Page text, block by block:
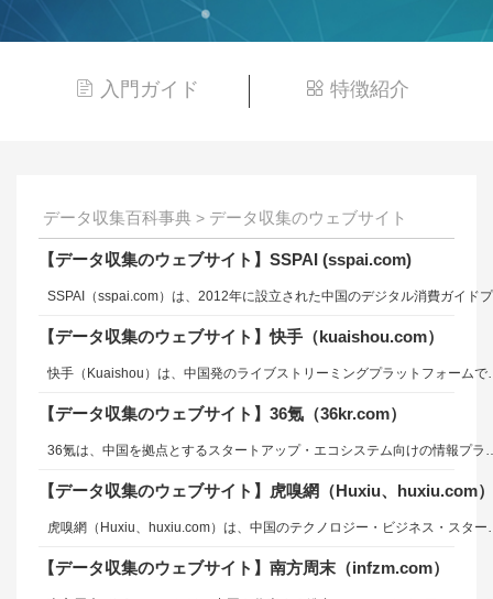
入門ガイド 特徴紹介
データ収集百科事典 > データ収集のウェブサイト
【データ収集のウェブサイト】SSPAI (sspai.com)
【データ収集のウェブサイト】快手（kuaishou.com）
【データ収集のウェブサイト】36氪（36kr.com）
【データ収集のウェブサイト】虎嗅網（Huxiu、huxiu.com）
【データ収集のウェブサイト】南方周末（infzm.com）